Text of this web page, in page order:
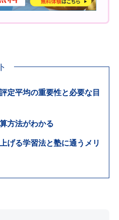
定平均の重要性と必要な目
方法がわかる
げる学習法と塾に通うメリ